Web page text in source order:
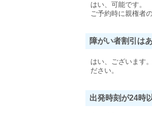
はい、可能です。
ご予約時に親権者
障がい者割引は
はい、ございます
ださい。
出発時刻が24時